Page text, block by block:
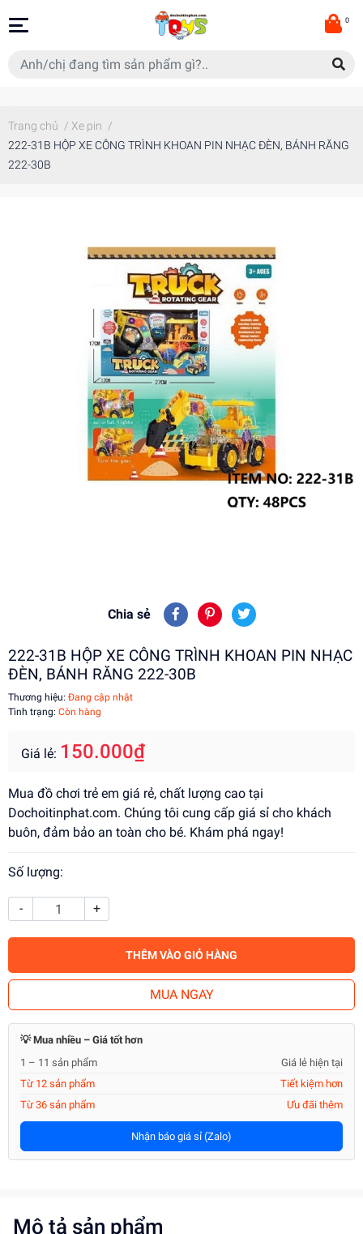
0
Trang chủ / Xe pin /
222-31B HỘP XE CÔNG TRÌNH KHOAN PIN NHẠC ĐÈN, BÁNH RĂNG
222-30B
Chia sẻ
222-31B HỘP XE CÔNG TRÌNH KHOAN PIN NHẠC
ĐÈN, BÁNH RĂNG 222-30B
Thương hiệu: Đang cập nhật
Tình trạng: Còn hàng
Giá lẻ: 150.000₫
Mua đồ chơi trẻ em giá rẻ, chất lượng cao tại
Dochoitinphat.com. Chúng tôi cung cấp giá sỉ cho khách
buôn, đảm bảo an toàn cho bé. Khám phá ngay!
Số lượng:
- +
THÊM VÀO GIỎ HÀNG
MUA NGAY
💡 Mua nhiều – Giá tốt hơn
1 – 11 sản phẩm
Giá lẻ hiện tại
Từ 12 sản phẩm
Tiết kiệm hơn
Từ 36 sản phẩm
Ưu đãi thêm
Nhận báo giá sỉ (Zalo)
Mô tả sản phẩm